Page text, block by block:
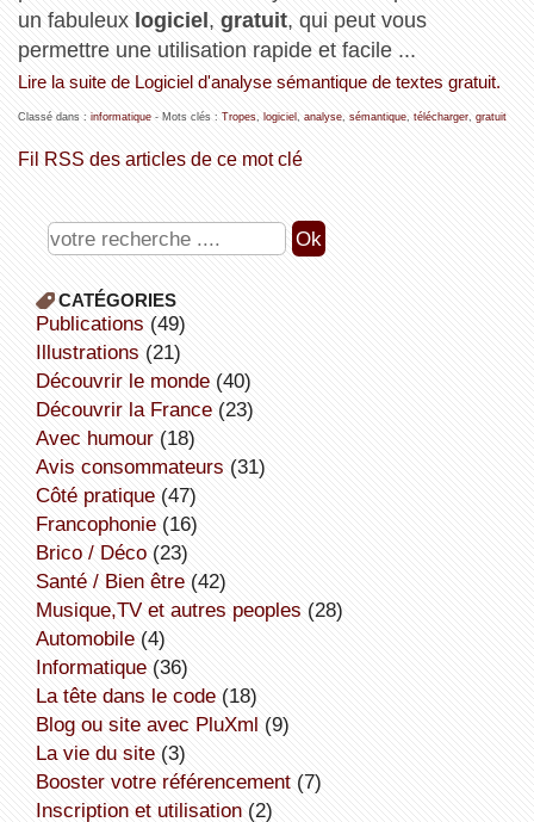
un fabuleux logiciel, gratuit, qui peut vous
permettre une utilisation rapide et facile ...
Lire la suite de Logiciel d'analyse sémantique de textes gratuit.
Classé dans : informatique- Mots clés : Tropes, logiciel analyse, sémantique, télécharger, gratuit
Fil RSS des articles de ce mot clé
CATÉGORIES
publications (49)
illustrations (21)
découvrir le monde(40)
découvrir la France(23)
avec humour(18)
avis consommateurs (31)
côté pratique(47)
Francophonie(16)
Brico / Déco(23)
Santé / Bien être(42)
Musique,TV et autres peoples (28)
Automobile(4)
informatique(36)
la tête dans le code(18)
Blog ou site avec PluXml (9)
la vie du site(3)
booster votre référencement(7)
inscription et utilisation(2)